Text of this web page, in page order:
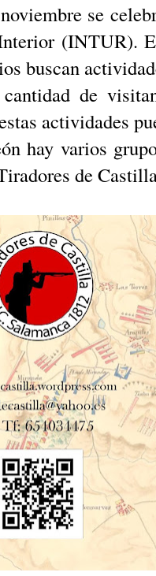
se
(INTUR).
buscan
de
actividades
hay varios
de